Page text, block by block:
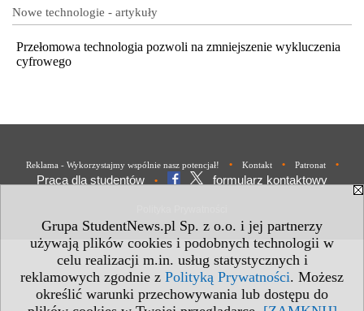
Grupa StudentNews.pl Sp. z o.o. i jej partnerzy
używają plików cookies i podobnych technologii w
celu realizacji m.in. usług statystycznych i
reklamowych zgodnie z Polityką Prywatności. Możesz
określić warunki przechowywania lub dostępu do
Nowe technologie - artykuły
Przełomowa technologia pozwoli na zmniejszenie wykluczenia
cyfrowego
Reklama - Wykorzystajmy wspólnie nasz potencjał! • Kontakt • Patronat •
Praca dla studentów • formularz kontaktowy